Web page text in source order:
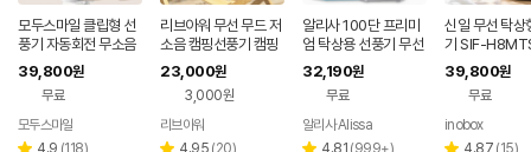
모두스마일 클립형 선
풍기 자동회전 무소음
집게형 책상용
39,800원
무료
모두스마일
리
리브아워 무선 무드 저
소음 캠핑선풍기 캠핑
써큘레이터
23,000원
3,000원
페이
리브아워
리
알리사 100단 프리미
엄 탁상용 선풍기 무선
무소음 책상 사무실 데
스크 캠핑 소형 USB
32,190원
무료
알리사 Alissa
리
신일 무선 탁상
기 SIF-
LDC 20cm 망
이식 휴대용 캠
39,800원
무료
페이
inobox
리